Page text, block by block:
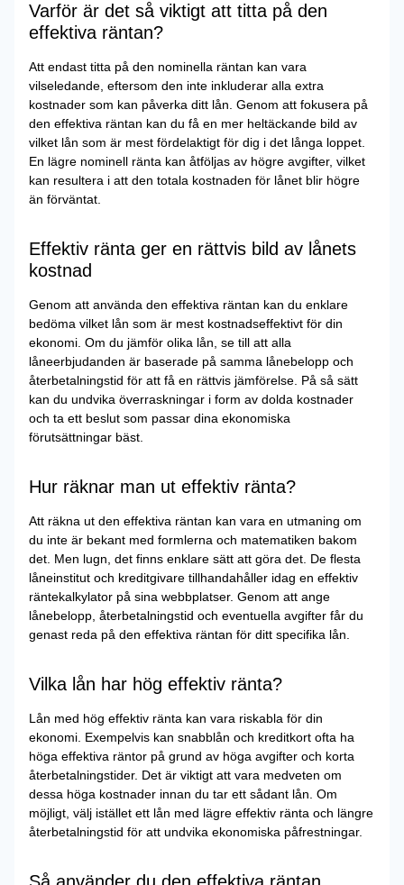
Varför är det så viktigt att titta på den
effektiva räntan?
Att endast titta på den nominella räntan kan vara
vilseledande, eftersom den inte inkluderar alla extra
kostnader som kan påverka ditt lån. Genom att fokusera på
den effektiva räntan kan du få en mer heltäckande bild av
vilket lån som är mest fördelaktigt för dig i det långa loppet.
En lägre nominell ränta kan åtföljas av högre avgifter, vilket
kan resultera i att den totala kostnaden för lånet blir högre
än förväntat.
Effektiv ränta ger en rättvis bild av lånets
kostnad
Genom att använda den effektiva räntan kan du enklare
bedöma vilket lån som är mest kostnadseffektivt för din
ekonomi. Om du jämför olika lån, se till att alla
låneerbjudanden är baserade på samma lånebelopp och
återbetalningstid för att få en rättvis jämförelse. På så sätt
kan du undvika överraskningar i form av dolda kostnader
och ta ett beslut som passar dina ekonomiska
förutsättningar bäst.
Hur räknar man ut effektiv ränta?
Att räkna ut den effektiva räntan kan vara en utmaning om
du inte är bekant med formlerna och matematiken bakom
det. Men lugn, det finns enklare sätt att göra det. De flesta
låneinstitut och kreditgivare tillhandahåller idag en effektiv
räntekalkylator på sina webbplatser. Genom att ange
lånebelopp, återbetalningstid och eventuella avgifter får du
genast reda på den effektiva räntan för ditt specifika lån.
Vilka lån har hög effektiv ränta?
Lån med hög effektiv ränta kan vara riskabla för din
ekonomi. Exempelvis kan snabblån och kreditkort ofta ha
höga effektiva räntor på grund av höga avgifter och korta
återbetalningstider. Det är viktigt att vara medveten om
dessa höga kostnader innan du tar ett sådant lån. Om
möjligt, välj istället ett lån med lägre effektiv ränta och längre
återbetalningstid för att undvika ekonomiska påfrestningar.